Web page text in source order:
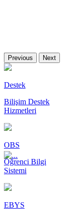
Previous Next
Destek
Bilişim Destek
Hizmetleri
OBS
Öğrenci Bilgi
Sistemi
EBYS